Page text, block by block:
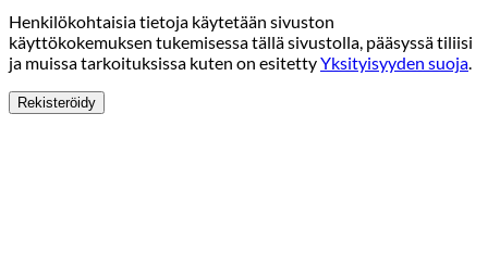
Henkilökohtaisia tietoja käytetään sivuston
käyttökokemuksen tukemisessa tällä sivustolla, pääsyssä tiliisi
ja muissa tarkoituksissa kuten on esitettyYksityisyyden suoja
Rekisteröidy